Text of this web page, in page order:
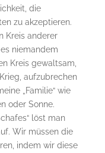
die
zu akzeptieren.
Kreis anderer
niemandem
Kreis gewaltsam,
aufzubrechen
„Familie“ wie
oder Sonne.
löst man
Wir müssen die
indem wir diese